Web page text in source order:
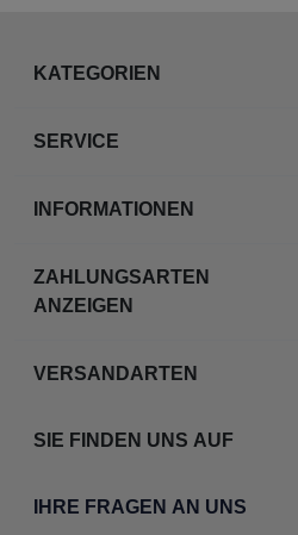
KATEGORIEN
SERVICE
INFORMATIONEN
ZAHLUNGSARTEN
ANZEIGEN
VERSANDARTEN
SIE FINDEN UNS AUF
IHRE FRAGEN AN UNS